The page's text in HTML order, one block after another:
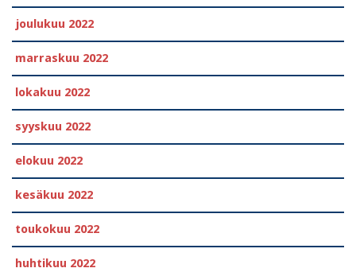
joulukuu 2022
marraskuu 2022
lokakuu 2022
syyskuu 2022
elokuu 2022
kesäkuu 2022
toukokuu 2022
huhtikuu 2022